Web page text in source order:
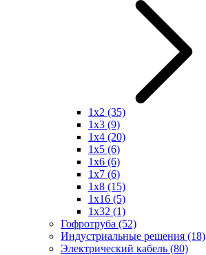
1x2 (35)
1x3 (9)
1x4 (20)
1x5 (6)
1x6 (6)
1x7 (6)
1x8 (15)
1x16 (5)
1x32 (1)
Гофротруба (52)
Индустриальные решения (18)
Электрический кабель (80)